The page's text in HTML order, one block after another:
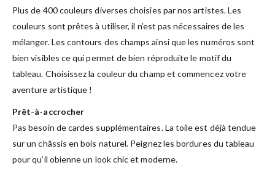
Plus de 400 couleurs diverses choisies par nos artistes. Les
couleurs sont prêtes à utiliser, il n’est pas nécessaires de les
mélanger. Les contours des champs ainsi que les numéros sont
bien visibles ce qui permet de bien réproduite le motif du
tableau. Choisissez la couleur du champ et commencez votre
aventure artistique !
Prêt-à-accrocher
Pas besoin de cardes supplémentaires. La toile est déjà tendue
sur un châssis en bois naturel. Peignez les bordures du tableau
pour qu’il obienne un look chic et moderne.